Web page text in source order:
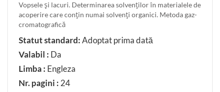
Anulat
Anulat parţial
Confirmat
Inlocuit parţial
Restabilit
Vopsele şi lacuri. Determinarea solvenţilor în materialele de
acoperire care conţin numai solvenţi organici. Metoda gaz-
cromatografică
Statut standard:Adoptat prima dată
Valabil : Da
Limba : Engleza
Nr. pagini : 24